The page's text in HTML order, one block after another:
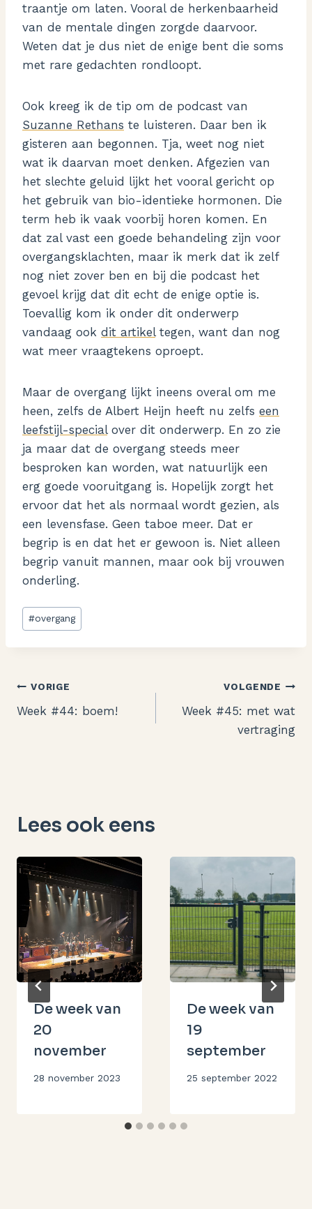
traantje om laten. Vooral de herkenbaarheid
van de mentale dingen zorgde daarvoor.
Weten dat je dus niet de enige bent die soms
met rare gedachten rondloopt.
Ook kreeg ik de tip om de podcast van
Suzanne Rethans te luisteren. Daar ben ik
gisteren aan begonnen. Tja, weet nog niet
wat ik daarvan moet denken. Afgezien van
het slechte geluid lijkt het vooral gericht op
het gebruik van bio-identieke hormonen. Die
term heb ik vaak voorbij horen komen. En
dat zal vast een goede behandeling zijn voor
overgangsklachten, maar ik merk dat ik zelf
nog niet zover ben en bij die podcast het
gevoel krijg dat dit echt de enige optie is.
Toevallig kom ik onder dit onderwerp
vandaag ook dit artikeltegen, want dan nog
wat meer vraagtekens oproept.
Maar de overgang lijkt ineens overal om me
heen, zelfs de Albert Heijn heeft nu zelfs een
leefstijl-specialover dit onderwerp. En zo zie
ja maar dat de overgang steeds meer
besproken kan worden, wat natuurlijk een
erg goede vooruitgang is. Hopelijk zorgt het
ervoor dat het als normaal wordt gezien, als
een levensfase. Geen taboe meer. Dat er
begrip is en dat het er gewoon is. Niet alleen
begrip vanuit mannen, maar ook bij vrouwen
onderling.
Bericht
tags:
#overgang
Bericht
navigatie
VORIGE
Week #44: boem!
VOLGENDE
Week #45: met wat
vertraging
Lees ook eens
De week van
20
november
Door
28 november 2023
De week van
19
september
Door
25 september 2022